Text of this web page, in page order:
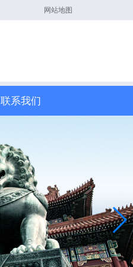
网站地图
联系我们